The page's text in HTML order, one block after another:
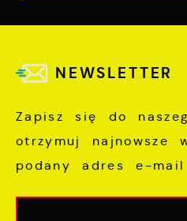
NEWSLETTER
Zapisz się do
otrzymuj najnowsze
podany adres e-mail